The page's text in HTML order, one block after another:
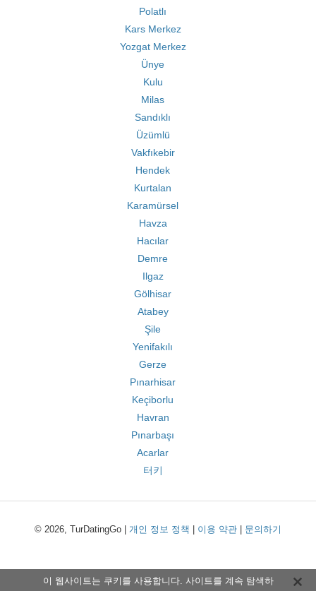
Polatlı
Kars Merkez
Yozgat Merkez
Ünye
Kulu
Milas
Sandıklı
Üzümlü
Vakfıkebir
Hendek
Kurtalan
Karamürsel
Havza
Hacılar
Demre
Ilgaz
Gölhisar
Atabey
Şile
Yenifakılı
Gerze
Pınarhisar
Keçiborlu
Havran
Pınarbaşı
Acarlar
터키
© 2026, TurDatingGo | 개인 정보 정책 이용 약관 문의하기
이 웹사이트는 쿠키를 사용합니다. 사이트를 계속 탐색하